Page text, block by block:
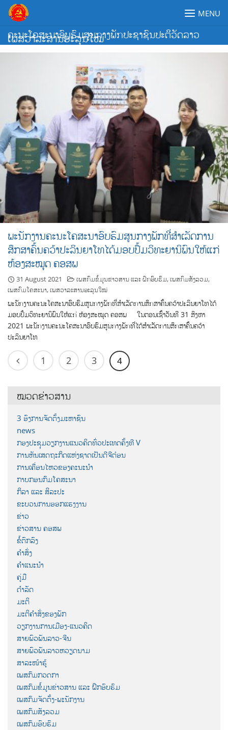
Skip
content
ຄະນະໂຄສະນາອົບຮົມສູນກາງພັກປະຊາຊົນປະຕິວັດລາວ
MENU
ເພສວາລະສານອະລຸນໃໝ່
ພະນັກງານຄະນະໂຄສະນາອົບຮົມສູນກາງພັກທີ່ສຳເລັດການ
ສຶກສາຄົ້ນຄວ້າປະລິນຍາໂທໄດ້ມອບປຶ້ມວິທະຍານິພົນໃຫ້ແກ່
ຫ້ອງສະໝຸດ ຄອສພ
31 August 2021 ເພສກົມຂໍ້ມູນຂ່າວສານ ແລະ ຝຶກອົບຮົມ,ເພສກົມສັງລວມ,
ເພສກົມໂຄສະນາ,ເພສວາລະສານອະລຸນໃໝ່
ພະນັກງານຄະນະໂຄສະນາອົບຮົມສູນກາງພັກທີ່ສຳເລັດການສຶກສາຄົ້ນຄວ້າປະລິນຍາໂທໄດ້
ມອບປຶ້ມວິທະຍານິພົນໃຫ້ແກ່ ຫ້ອງສະໝຸດ ຄອສພ ໃນຕອນເຊົ້າວັນທີ 31 ສິງຫາ
2021 ພະນັກງານຄະນະໂຄສະນາອົບຮົມສູນກາງພັກທີ່ໄດ້ສຳເລັດການສຶກສາຄົ້ນຄວ້າ
ປະລິນຍາໂທ
1 2 3 4
ໝວດຂ່າວສານ
3 ອົງການຈັດຕັ້ງມະຫາຊົນ
news
ກອງປະຊຸມວຽກງານແນວຄິດທົ່ວປະເທດຄັ້ງທີ V
ການຫັນເສດຖະກິດແຫ່ງຊາດເປັນດີຈີຕ໋ອນ
ການເຄື່ອນໄຫວຂອງຄະນະນຳ
ກາບກອນກົມໂຄສະນາ
ກິລາ ແລະ ສິລະປະ
ຂະບວນການອອກແຮງງານ
ຂ່າວ
ຂ່າວສານ ຄອສພ
ຂໍ້ຕົກລົງ
ຄຳສັ່ງ
ຄຳແນະນຳ
ຄູ່ມື
ດຳລັດ
ມະຕິ
ມະຕິຄຳສັ່ງຂອງພັກ
ວຽກງານການເມືອງ-ແນວຄິດ
ສາຍພົວພັນລາວ-ຈີນ
ສາຍພົວພັນລາວຫວຽດນາມ
ສາລະໜ້າຮູ້
ເພສກົມກວດກາ
ເພສກົມຂໍ້ມູນຂ່າວສານ ແລະ ຝຶກອົບຮົມ
ເພສກົມຈັດຕັ້ງ-ພະນັກງານ
ເພສກົມສັງລວມ
ເພສກົມອົບຮົມ